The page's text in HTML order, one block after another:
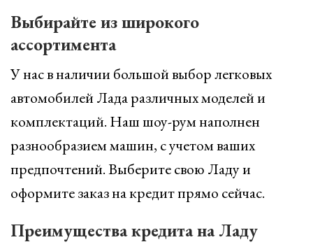
Выбирайте из широкого
ассортимента
У нас в наличии большой выбор легковых
автомобилей Лада различных моделей и
комплектаций. Наш шоу-рум наполнен
разнообразием машин, с учетом ваших
предпочтений. Выберите свою Ладу и
оформите заказ на кредит прямо сейчас.
Преимущества кредита на Ладу